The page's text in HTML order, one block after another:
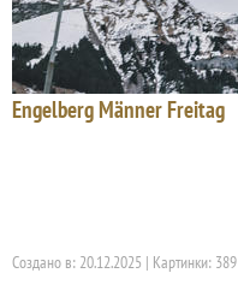
Engelberg Männer Freitag
Создано в: 20.12.2025 | Картинки: 389